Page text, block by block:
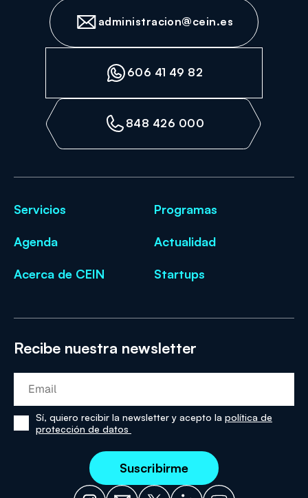
administracion@cein.es
606 41 49 82
848 426 000
Recibe nuestra newsletter
he
Sí, quiero recibir la newsletter y acepto la política de
protección de datos
Servicios Programas
Agenda Actualidad
Acerca de CEIN Startups